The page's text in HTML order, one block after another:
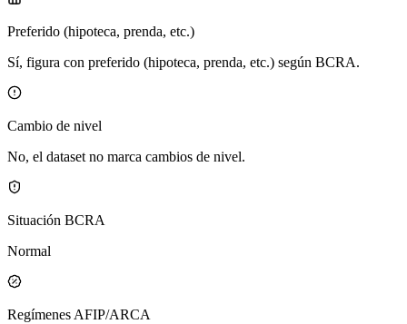
Preferido (hipoteca, prenda, etc.)
Sí, figura con preferido (hipoteca, prenda, etc.) según BCRA.
Cambio de nivel
No, el dataset no marca cambios de nivel.
Situación BCRA
Normal
Regímenes AFIP/ARCA